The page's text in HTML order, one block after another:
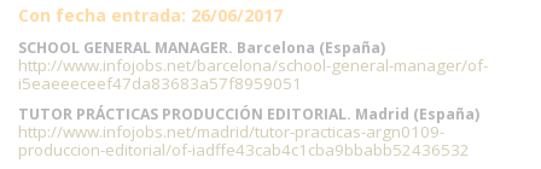
Con fecha entrada: 26/06/2017
SCHOOL GENERAL MANAGER. Barcelona (España)
http://www.infojobs.net/barcelona/school-general-manager/of-
i5eaeeeceef47da83683a57f8959051
TUTOR PRÁCTICAS PRODUCCIÓN EDITORIAL. Madrid (España)
http://www.infojobs.net/madrid/tutor-practicas-argn0109-
produccion-editorial/of-iadffe43cab4c1cba9bbabb52436532